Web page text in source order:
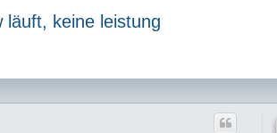
keine leistung